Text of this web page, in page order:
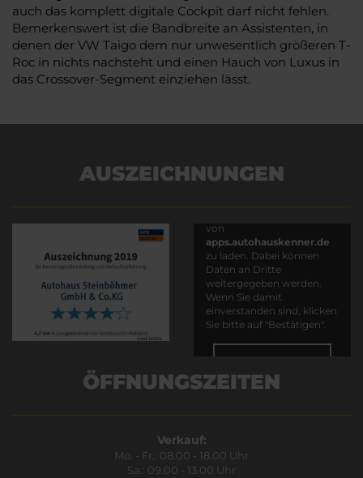
auch das komplett digitale Cockpit darf nicht fehlen.
Bemerkenswert ist die Bandbreite an Assistenten, in
denen der VW Taigo dem nur unwesentlich größeren T-
Roc in nichts nachsteht und einen Hauch von Luxus in
das Crossover-Segment einziehen lässt.
AUSZEICHNUNGEN
von
apps.autohauskenner.de
zu laden. Dabei können
Daten an Dritte
weitergegeben werden.
Wenn Sie damit
einverstanden sind, klicken
Sie bitte auf "Bestätigen".
ÖFFNUNGSZEITEN
Verkauf:
Mo. - Fr.: 08.00 - 18.00 Uhr
Sa.: 09.00 - 13.00 Uhr